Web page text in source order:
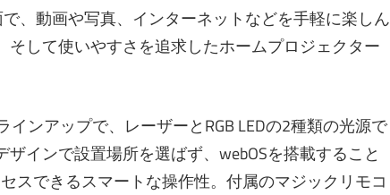
で、動画や写真、インターネットなどを手軽に楽しん
して使いやすさを追求したホームプロジェクター
ンアップで、レーザーとRGB LEDの2種類の光源で
インで設置場所を選ばず、webOSを搭載すること
スできるスマートな操作性。付属のマジックリモコ